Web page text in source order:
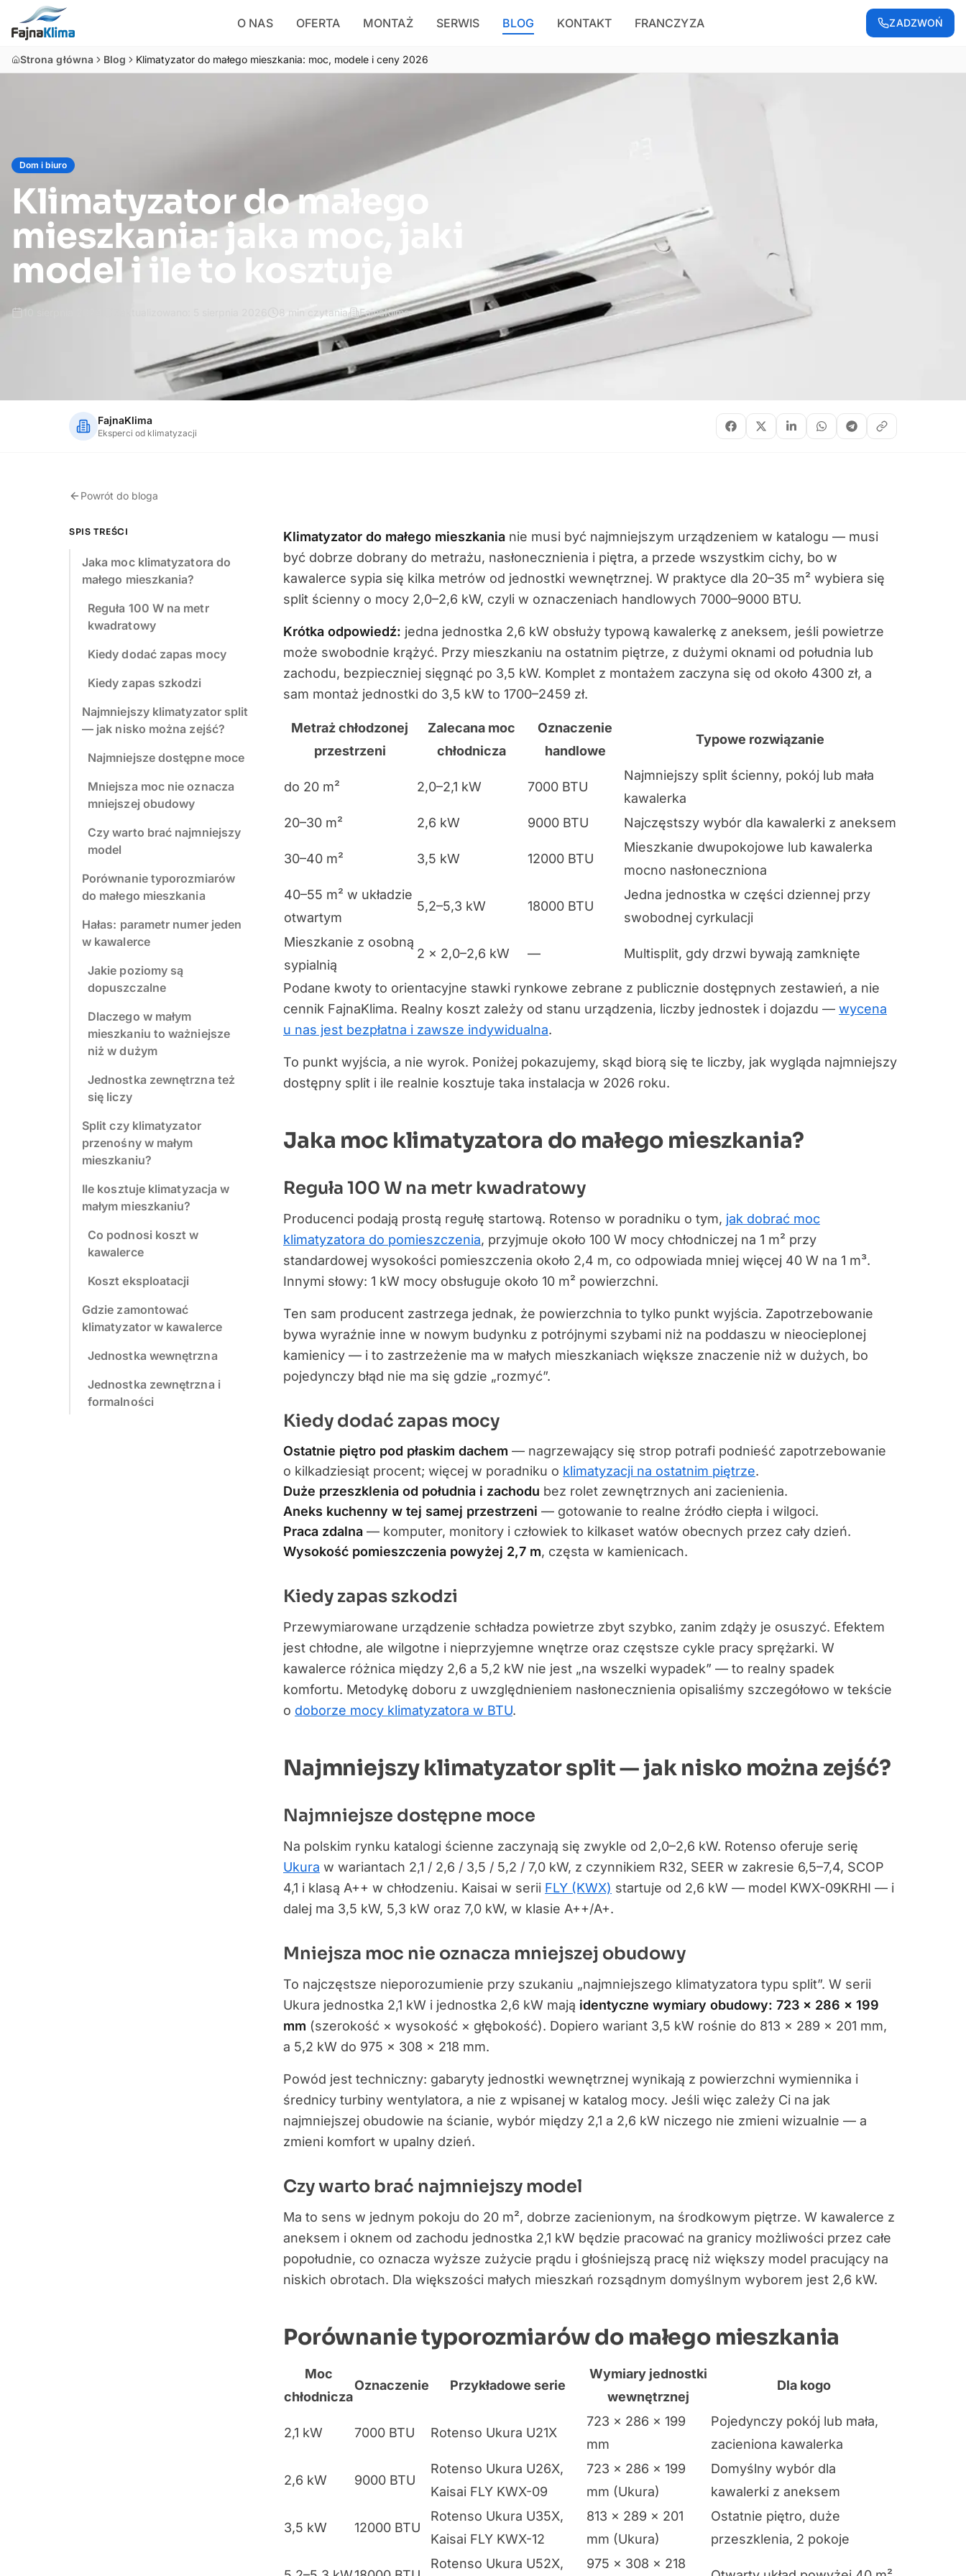
O NAS OFERTA MONTAŻ SERWIS BLOG KONTAKT FRANCZYZA ZADZWOŃ
Strona główna Blog Klimatyzator do małego mieszkania: moc, modele i ceny 2026
Dom i biuro
Klimatyzator do małego
mieszkania: jaka moc, jaki
model i ile to kosztuje
10 sierpnia 2024 8 min czytania FajnaKlima
FajnaKlima
Eksperci od klimatyzacji
Powrót do bloga
SPIS TREŚCI
Jaka moc klimatyzatora do
małego mieszkania?
Reguła 100 W na metr
kwadratowy
Kiedy dodać zapas mocy
Kiedy zapas szkodzi
Najmniejszy klimatyzator split
— jak nisko można zejść?
Najmniejsze dostępne moce
Mniejsza moc nie oznacza
mniejszej obudowy
Czy warto brać najmniejszy
model
Porównanie typorozmiarów
do małego mieszkania
Hałas: parametr numer jeden
w kawalerce
Jakie poziomy są
dopuszczalne
Dlaczego w małym
mieszkaniu to ważniejsze
niż w dużym
Jednostka zewnętrzna też
się liczy
Split czy klimatyzator
przenośny w małym
mieszkaniu?
Ile kosztuje klimatyzacja w
małym mieszkaniu?
Co podnosi koszt w
kawalerce
Koszt eksploatacji
Gdzie zamontować
klimatyzator w kawalerce
Jednostka wewnętrzna
Jednostka zewnętrzna i
formalności
Klimatyzator do małego mieszkania nie musi być najmniejszym urządzeniem w katalogu — musi
być dobrze dobrany do metrażu, nasłonecznienia i piętra, a przede wszystkim cichy, bo w
kawalerce sypia się kilka metrów od jednostki wewnętrznej. W praktyce dla 20–35 m² wybiera się
split ścienny o mocy 2,0–2,6 kW, czyli w oznaczeniach handlowych 7000–9000 BTU.
Krótka odpowiedź: jedna jednostka 2,6 kW obsłuży typową kawalerkę z aneksem, jeśli powietrze
może swobodnie krążyć. Przy mieszkaniu na ostatnim piętrze, z dużymi oknami od południa lub
zachodu, bezpieczniej sięgnąć po 3,5 kW. Komplet z montażem zaczyna się od około 4300 zł, a
sam montaż jednostki do 3,5 kW to 1700–2459 zł.
Metraż chłodzonej
przestrzeni
Zalecana moc
chłodnicza
Oznaczenie
handlowe
Typowe rozwiązanie
do 20 m² 2,0–2,1 kW 7000 BTU
Najmniejszy split ścienny, pokój lub mała
kawalerka
20–30 m²
2,6 kW 9000 BTU Najczęstszy wybór dla kawalerki z aneksem
30–40 m² 3,5 kW 12000 BTU
Mieszkanie dwupokojowe lub kawalerka
mocno nasłoneczniona
40–55 m² w układzie
otwartym
5,2–5,3 kW 18000 BTU
Jedna jednostka w części dziennej przy
swobodnej cyrkulacji
Mieszkanie z osobną
sypialnią
2 × 2,0–2,6 kW — Multisplit, gdy drzwi bywają zamknięte
Podane kwoty to orientacyjne stawki rynkowe zebrane z publicznie dostępnych zestawień, a nie
cennik FajnaKlima. Realny koszt zależy od stanu urządzenia, liczby jednostek i dojazdu — wycena
u nas jest bezpłatna i zawsze indywidualna.
To punkt wyjścia, a nie wyrok. Poniżej pokazujemy, skąd biorą się te liczby, jak wygląda najmniejszy
dostępny split i ile realnie kosztuje taka instalacja w 2026 roku.
Jaka moc klimatyzatora do małego mieszkania?
Reguła 100 W na metr kwadratowy
Producenci podają prostą regułę startową. Rotenso w poradniku o tym, jak dobrać moc
klimatyzatora do pomieszczenia, przyjmuje około 100 W mocy chłodniczej na 1 m² przy
standardowej wysokości pomieszczenia około 2,4 m, co odpowiada mniej więcej 40 W na 1 m³.
Innymi słowy: 1 kW mocy obsługuje około 10 m² powierzchni.
Ten sam producent zastrzega jednak, że powierzchnia to tylko punkt wyjścia. Zapotrzebowanie
bywa wyraźnie inne w nowym budynku z potrójnymi szybami niż na poddaszu w nieocieplonej
kamienicy — i to zastrzeżenie ma w małych mieszkaniach większe znaczenie niż w dużych, bo
pojedynczy błąd nie ma się gdzie „rozmyć”.
Kiedy dodać zapas mocy
Ostatnie piętro pod płaskim dachem — nagrzewający się strop potrafi podnieść zapotrzebowanie
o kilkadziesiąt procent; więcej w poradniku o klimatyzacji na ostatnim piętrze.
Duże przeszklenia od południa i zachodu bez rolet zewnętrznych ani zacienienia.
Aneks kuchenny w tej samej przestrzeni — gotowanie to realne źródło ciepła i wilgoci.
Praca zdalna — komputer, monitory i człowiek to kilkaset watów obecnych przez cały dzień.
Wysokość pomieszczenia powyżej 2,7 m, częsta w kamienicach.
Kiedy zapas szkodzi
Przewymiarowane urządzenie schładza powietrze zbyt szybko, zanim zdąży je osuszyć. Efektem
jest chłodne, ale wilgotne i nieprzyjemne wnętrze oraz częstsze cykle pracy sprężarki. W
kawalerce różnica między 2,6 a 5,2 kW nie jest „na wszelki wypadek” — to realny spadek
komfortu. Metodykę doboru z uwzględnieniem nasłonecznienia opisaliśmy szczegółowo w tekście
o doborze mocy klimatyzatora w BTU.
Najmniejszy klimatyzator split — jak nisko można zejść?
Najmniejsze dostępne moce
Na polskim rynku katalogi ścienne zaczynają się zwykle od 2,0–2,6 kW. Rotenso oferuje serię
Ukura w wariantach 2,1 / 2,6 / 3,5 / 5,2 / 7,0 kW, z czynnikiem R32, SEER w zakresie 6,5–7,4, SCOP
4,1 i klasą A++ w chłodzeniu. Kaisai w serii FLY (KWX) startuje od 2,6 kW — model KWX-09KRHI — i
dalej ma 3,5 kW, 5,3 kW oraz 7,0 kW, w klasie A++/A+.
Mniejsza moc nie oznacza mniejszej obudowy
To najczęstsze nieporozumienie przy szukaniu „najmniejszego klimatyzatora typu split”. W serii
Ukura jednostka 2,1 kW i jednostka 2,6 kW mają identyczne wymiary obudowy: 723 × 286 × 199
mm (szerokość × wysokość × głębokość). Dopiero wariant 3,5 kW rośnie do 813 × 289 × 201 mm,
a 5,2 kW do 975 × 308 × 218 mm.
Powód jest techniczny: gabaryty jednostki wewnętrznej wynikają z powierzchni wymiennika i
średnicy turbiny wentylatora, a nie z wpisanej w katalog mocy. Jeśli więc zależy Ci na jak
najmniejszej obudowie na ścianie, wybór między 2,1 a 2,6 kW niczego nie zmieni wizualnie — a
zmieni komfort w upalny dzień.
Czy warto brać najmniejszy model
Ma to sens w jednym pokoju do 20 m², dobrze zacienionym, na środkowym piętrze. W kawalerce z
aneksem i oknem od zachodu jednostka 2,1 kW będzie pracować na granicy możliwości przez całe
popołudnie, co oznacza wyższe zużycie prądu i głośniejszą pracę niż większy model pracujący na
niskich obrotach. Dla większości małych mieszkań rozsądnym domyślnym wyborem jest 2,6 kW.
Porównanie typorozmiarów do małego mieszkania
Moc
chłodnicza
Oznaczenie Przykładowe serie
Wymiary jednostki
wewnętrznej
Dla kogo
2,1 kW 7000 BTU Rotenso Ukura U21X
723 × 286 × 199
mm
Pojedynczy pokój lub mała,
zacieniona kawalerka
2,6 kW 9000 BTU
Rotenso Ukura U26X,
Kaisai FLY KWX-09
723 × 286 × 199
mm (Ukura)
Domyślny wybór dla
kawalerki z aneksem
3,5 kW 12000 BTU
Rotenso Ukura U35X,
Kaisai FLY KWX-12
813 × 289 × 201
mm (Ukura)
Ostatnie piętro, duże
przeszklenia, 2 pokoje
Rotenso Ukura U52X, 975 × 308 × 218